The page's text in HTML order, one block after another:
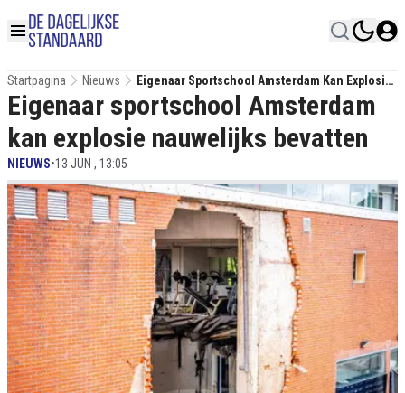
Startpagina Nieuws
Eigenaar Sportschool Amsterdam Kan Explosie
Nauwelijks Bevatten
Eigenaar sportschool Amsterdam
kan explosie nauwelijks bevatten
NIEUWS•13 JUN , 13:05